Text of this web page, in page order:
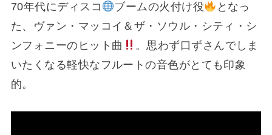
70年代にディスコ ブームの火付け役
となっ
た、ヴァン・マッコイ＆ザ・ソウル・シティ・シ
ンフォニーのヒット曲
。思わず口ずさんでしま
いたくなる軽快なフルートの音色がとても印象
的。